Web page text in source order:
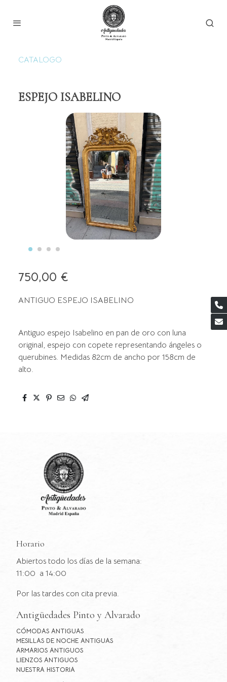
CATALOGO
ESPEJO ISABELINO
750,00 €
ANTIGUO ESPEJO ISABELINO
Antiguo espejo Isabelino en pan de oro con luna
original, espejo con copete representando ángeles o
querubines. Medidas 82cm de ancho por 158cm de
alto.
Horario
Abiertos todo los días de la semana:
11:00 a 14:00
Por las tardes con cita previa.
Antigüedades Pinto y Alvarado
CÓMODAS ANTIGUAS
MESILLAS DE NOCHE ANTIGUAS
ARMARIOS ANTIGUOS
LIENZOS ANTIGUOS
NUESTRA HISTORIA